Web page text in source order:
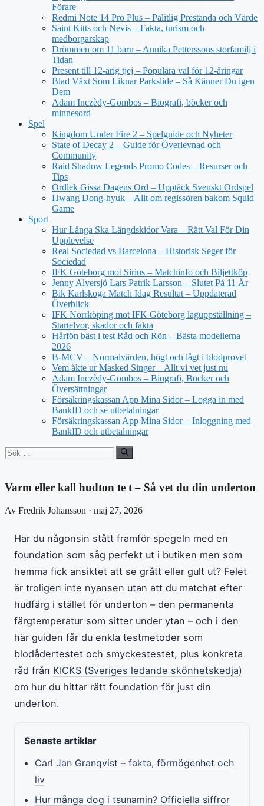
Förare
Redmi Note 14 Pro Plus – Pålitlig Prestanda och Värde
Saint Kitts och Nevis – Fakta, turism och
medborgarskap
Drömmen om 11 barn – Annika Petterssons storfamilj i
Tidan
Present till 12-årig tjej – Populära val för 12-åringar
Blad Växt Som Liknar Parkslide – Så Känner Du igen
Dem
Adam Inczèdy-Gombos – Biografi, böcker och
minnesord
Spel
Kingdom Under Fire 2 – Spelguide och Nyheter
State of Decay 2 – Guide för Överlevnad och
Community
Raid Shadow Legends Promo Codes – Resurser och
Tips
Ordlek Gissa Dagens Ord – Upptäck Svenskt Ordspel
Hwang Dong-hyuk – Allt om regissören bakom Squid
Game
Sport
Hur Långa Ska Längdskidor Vara – Rätt Val För Din
Upplevelse
Real Sociedad vs Barcelona – Historisk Seger för
Sociedad
IFK Göteborg mot Sirius – Matchinfo och Biljettköp
Jenny Alversjö Lars Patrik Larsson – Slutet På 11 År
Bik Karlskoga Match Idag Resultat – Uppdaterad
Överblick
IFK Norrköping mot IFK Göteborg laguppställning –
Startelvor, skador och fakta
Hårfön bäst i test Råd och Rön – Bästa modellerna
2026
B-MCV – Normalvärden, högt och lågt i blodprovet
Vem åkte ur Masked Singer – Allt vi vet just nu
Adam Inczèdy-Gombos – Biografi, Böcker och
Översättningar
Försäkringskassan App Mina Sidor – Logga in med
BankID och se utbetalningar
Försäkringskassan App Mina Sidor – Inloggning med
BankID och utbetalningar
Sök
efter:
Varm eller kall hudton te t – Så vet du din underton
Av Fredrik Johansson · maj 27, 2026
Har du någonsin stått framför spegeln med en
foundation som såg perfekt ut i butiken men som
hemma fick ansiktet att se grått eller gult ut? Felet
är troligen inte nyansen utan att du matchat efter
hudfärg i stället för underton – den permanenta
färgtemperatur som sitter under ytan – och i den
här guiden får du enkla testmetoder som
blodådertestet och smyckestestet, plus konkreta
råd från KICKS (Sveriges ledande skönhetskedja)
om hur du hittar rätt foundation för just din
underton.
Senaste artiklar
Carl Jan Granqvist – fakta, förmögenhet och
liv
Hur många dog i tsunamin? Officiella siffror